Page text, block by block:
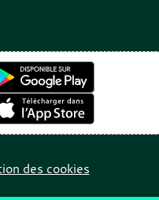
des cookies